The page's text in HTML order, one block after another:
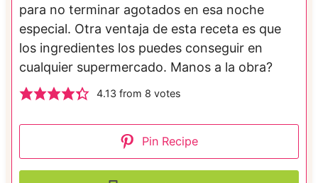
para no terminar agotados en esa noche
especial. Otra ventaja de esta receta es que
los ingredientes los puedes conseguir en
cualquier supermercado. Manos a la obra?
4.13 from 8 votes
Pin Recipe